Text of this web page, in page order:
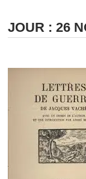
JOUR : 26